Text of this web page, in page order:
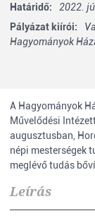
Határidő:
2022.
Pályázat kiírói:
Hagyományok
A Hagyományok
Művelődési
augusztusban,
népi mesterségek
meglévő tudás
Leírás